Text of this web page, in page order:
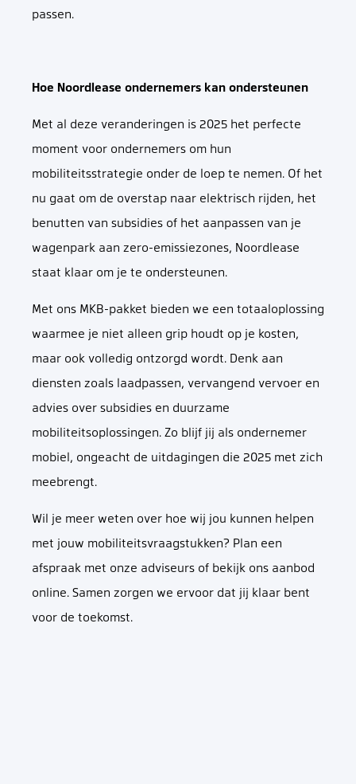
passen.
Hoe Noordlease ondernemers kan ondersteunen
Met al deze veranderingen is 2025 het perfecte
moment voor ondernemers om hun
mobiliteitsstrategie onder de loep te nemen. Of het
nu gaat om de overstap naar elektrisch rijden, het
benutten van subsidies of het aanpassen van je
wagenpark aan zero-emissiezones, Noordlease
staat klaar om je te ondersteunen.
Met ons MKB-pakket bieden we een totaaloplossing
waarmee je niet alleen grip houdt op je kosten,
maar ook volledig ontzorgd wordt. Denk aan
diensten zoals laadpassen, vervangend vervoer en
advies over subsidies en duurzame
mobiliteitsoplossingen. Zo blijf jij als ondernemer
mobiel, ongeacht de uitdagingen die 2025 met zich
meebrengt.
Wil je meer weten over hoe wij jou kunnen helpen
met jouw mobiliteitsvraagstukken? Plan een
afspraak met onze adviseurs of bekijk ons aanbod
online. Samen zorgen we ervoor dat jij klaar bent
voor de toekomst.